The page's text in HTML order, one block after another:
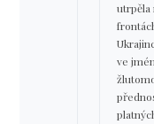
utrpěla
ve